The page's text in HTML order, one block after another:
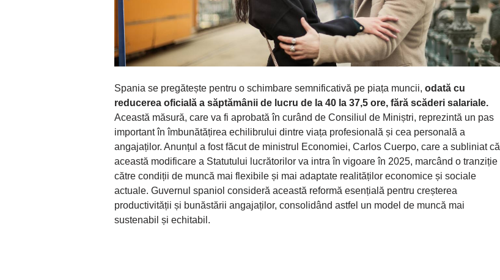
Spania se pregătește pentru o schimbare semnificativă pe piața muncii, odată cu
reducerea oficială a săptămânii de lucru de la 40 la 37,5 ore, fără scăderi salariale.
Această măsură, care va fi aprobată în curând de Consiliul de Miniștri, reprezintă un pas
important în îmbunătățirea echilibrului dintre viața profesională și cea personală a
angajaților. Anunțul a fost făcut de ministrul Economiei, Carlos Cuerpo, care a subliniat că
această modificare a Statutului lucrătorilor va intra în vigoare în 2025, marcând o tranziție
către condiții de muncă mai flexibile și mai adaptate realităților economice și sociale
actuale. Guvernul spaniol consideră această reformă esențială pentru creșterea
productivității și bunăstării angajaților, consolidând astfel un model de muncă mai
sustenabil și echitabil.